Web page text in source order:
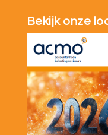
Bekijk onze